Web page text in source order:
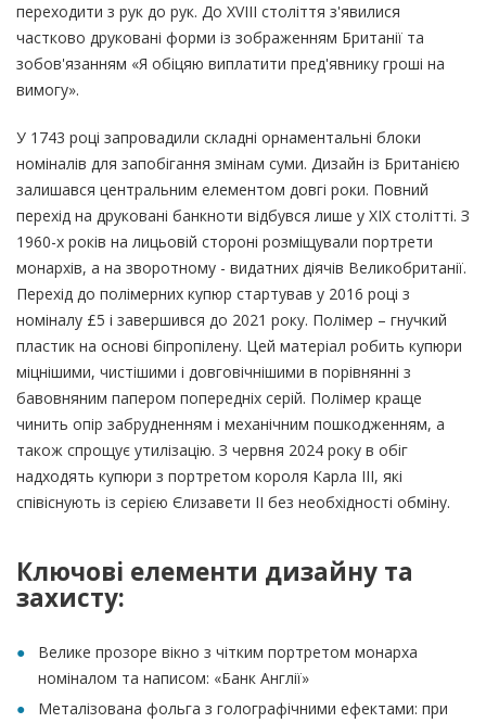
переходити з рук до рук. До XVIII століття з'явилися
частково друковані форми із зображенням Британії та
зобов'язанням «Я обіцяю виплатити пред'явнику гроші на
вимогу».
У 1743 році запровадили складні орнаментальні блоки
номіналів для запобігання змінам суми. Дизайн із Британією
залишався центральним елементом довгі роки. Повний
перехід на друковані банкноти відбувся лише у ХІХ столітті. З
1960-х років на лицьовій стороні розміщували портрети
монархів, а на зворотному - видатних діячів Великобританії.
Перехід до полімерних купюр стартував у 2016 році з
номіналу £5 і завершився до 2021 року. Полімер – гнучкий
пластик на основі біпропілену. Цей матеріал робить купюри
міцнішими, чистішими і довговічнішими в порівнянні з
бавовняним папером попередніх серій. Полімер краще
чинить опір забрудненням і механічним пошкодженням, а
також спрощує утилізацію. З червня 2024 року в обіг
надходять купюри з портретом короля Карла III, які
співіснують із серією Єлизавети II без необхідності обміну.
Ключові елементи дизайну та
захисту:
Велике прозоре вікно з чітким портретом монарха
номіналом та написом: «Банк Англії»
Металізована фольга з голографічними ефектами: при